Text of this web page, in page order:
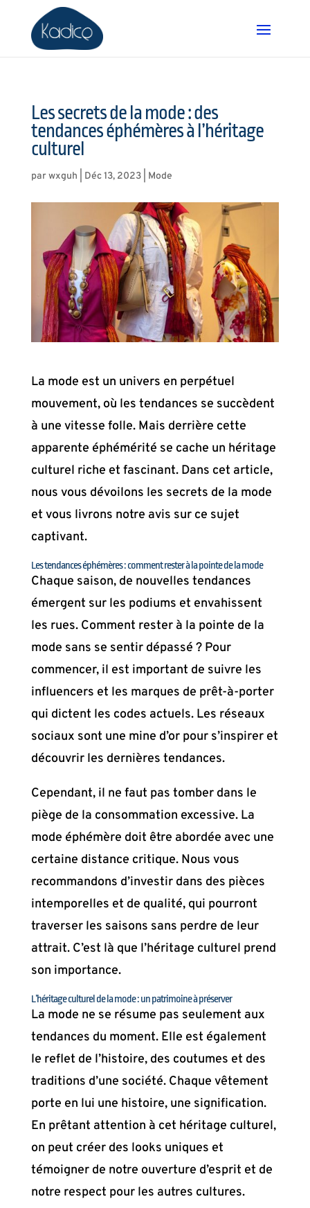
Les secrets de la mode : des
tendances éphémères à l’héritage
culturel
parwxguh Déc 13, 2023| Mode
La mode est un univers en perpétuel
mouvement, où les tendances se succèdent
à une vitesse folle. Mais derrière cette
apparente éphémérité se cache un héritage
culturel riche et fascinant. Dans cet article,
nous vous dévoilons les secrets de la mode
et vous livrons notre avis sur ce sujet
captivant.
Les tendances éphémères : comment rester à la pointe de la mode
Chaque saison, de nouvelles tendances
émergent sur les podiums et envahissent
les rues. Comment rester à la pointe de la
mode sans se sentir dépassé ? Pour
commencer, il est important de suivre les
influencers et les marques de prêt-à-porter
qui dictent les codes actuels. Les réseaux
sociaux sont une mine d’or pour s’inspirer et
découvrir les dernières tendances.
Cependant, il ne faut pas tomber dans le
piège de la consommation excessive. La
mode éphémère doit être abordée avec une
certaine distance critique. Nous vous
recommandons d’investir dans des pièces
intemporelles et de qualité, qui pourront
traverser les saisons sans perdre de leur
attrait. C’est là que l’héritage culturel prend
son importance.
L’héritage culturel de la mode : un patrimoine à préserver
La mode ne se résume pas seulement aux
tendances du moment. Elle est également
le reflet de l’histoire, des coutumes et des
traditions d’une société. Chaque vêtement
porte en lui une histoire, une signification.
En prêtant attention à cet héritage culturel,
on peut créer des looks uniques et
témoigner de notre ouverture d’esprit et de
notre respect pour les autres cultures.